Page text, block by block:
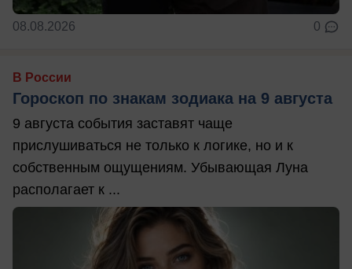
08.08.2026 0
В России
Гороскоп по знакам зодиака на 9 августа
9 августа события заставят чаще
прислушиваться не только к логике, но и к
собственным ощущениям. Убывающая Луна
располагает к ...